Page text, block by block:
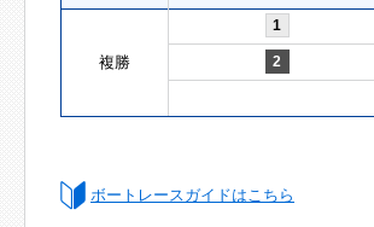
複勝
1
2
ボートレースガイドはこちら